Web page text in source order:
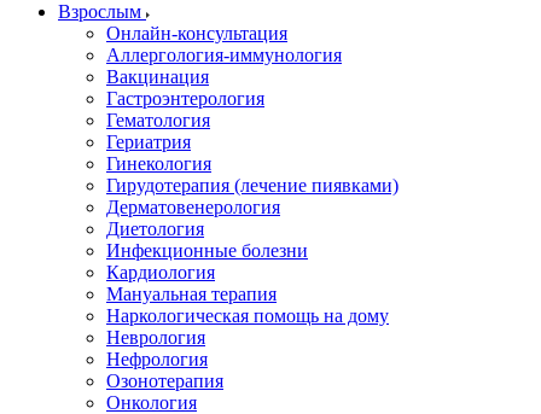
Взрослым
Онлайн-консультация
Аллергология-иммунология
Вакцинация
Гастроэнтерология
Гематология
Гериатрия
Гинекология
Гирудотерапия (лечение пиявками)
Дерматовенерология
Диетология
Инфекционные болезни
Кардиология
Мануальная терапия
Наркологическая помощь на дому
Неврология
Нефрология
Озонотерапия
Онкология